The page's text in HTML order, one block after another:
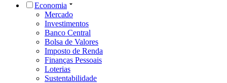
Economia
Mercado
Investimentos
Banco Central
Bolsa de Valores
Imposto de Renda
Finanças Pessoais
Loterias
Sustentabilidade